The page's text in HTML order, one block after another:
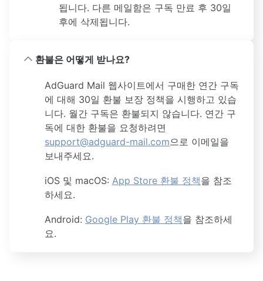
됩니다. 다른 메일함은 구독 만료 후 30일
후에 삭제됩니다.
환불은 어떻게 받나요?
AdGuard Mail 웹사이트에서 구매한 연간 구독
에 대해 30일 환불 보장 정책을 시행하고 있습
니다. 월간 구독은 환불되지 않습니다. 연간 구
독에 대한 환불을 요청하려면
support@adguard-mail.com으로 이메일을
보내주세요.
iOS 및 macOS: App Store 환불 정책을 참조
하세요.
Android: Google Play 환불 정책을 참조하세
요.